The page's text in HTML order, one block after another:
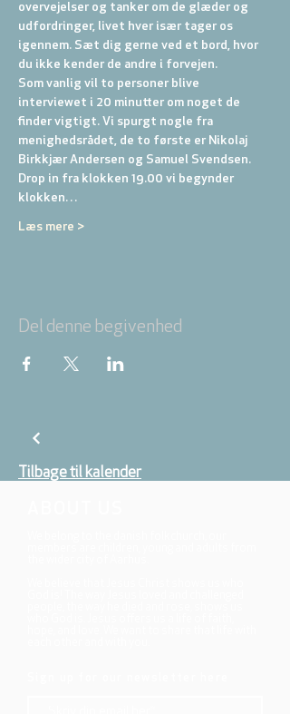
overvejelser og tanker om de glæder og
udfordringer, livet hver især tager os
igennem. Sæt dig gerne ved et bord, hvor
du ikke kender de andre i forvejen.
Som vanlig vil to personer blive
interviewet i 20 minutter om noget de
finder vigtigt. Vi spurgt nogle fra
menighedsrådet, de to første er Nikolaj
Birkkjær Andersen og Samuel Svendsen.
Drop in fra klokken 19.00 vi begynder
klokken…
Læs mere >
Del denne begivenhed
Tilbage til kalender